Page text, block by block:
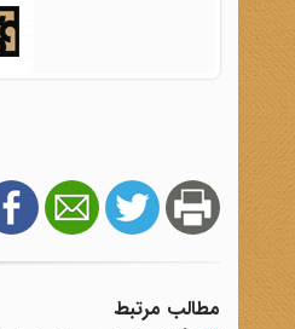
مطالب مرتبط